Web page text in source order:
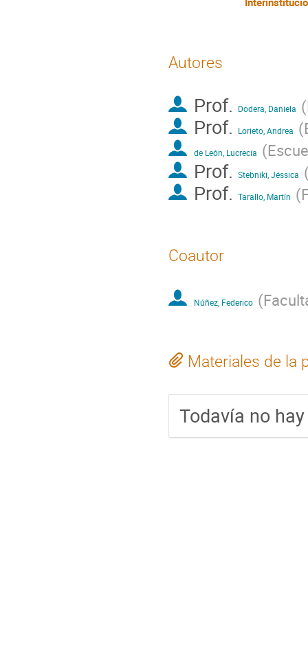
Autores
Prof. Dodera, Daniela (
Prof. Lorieto, Andrea (
de León, Lucrecia (
Prof. Stebniki, Jéssica
Prof. Tarallo, Martín (
Coautor
Núñez, Federico (
Materiales de la
Todavía no